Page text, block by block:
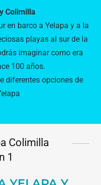
Colimilla
en barco a Yelapa y a la
playas al sur de la
imaginar como era
100 años.
diferentes opciones de
Colimilla
1